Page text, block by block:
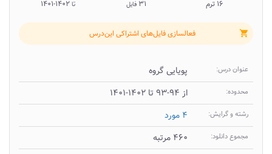
۱۶ ترم ۳۱ فایل تا۱۴۰۲-۱۴۰۱
shopping_cart فعالسازی فایل‌های اشتراکی این‌درس
عنوان درس: پویایی گروه
محدوده: از ۹۴-۹۳ تا ۱۴۰۲-۱۴۰۱
رشته و گرایش: ۴ مورد
مجموع دانلود: ۴۶۰ مرتبه